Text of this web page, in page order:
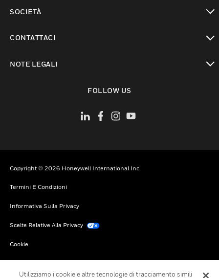
SOCIETÀ
CONTATTACI
NOTE LEGALI
FOLLOW US
Copyright © 2026 Honeywell International Inc.
Termini E Condizioni
Informativa Sulla Privacy
Scelte Relative Alla Privacy
Cookie
Utilizziamo i cookie e altre tecnologie di tracciamento simili